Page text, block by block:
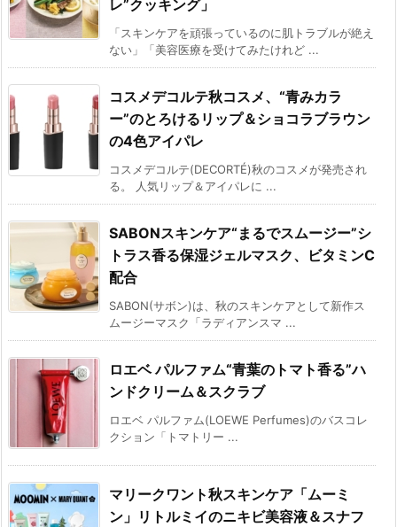
レ”クッキング」
「スキンケアを頑張っているのに肌トラブルが絶え
ない」「美容医療を受けてみたけれど ...
コスメデコルテ秋コスメ、“青みカラ
ー”のとろけるリップ＆ショコラブラウン
の4色アイパレ
コスメデコルテ(DECORTÉ)秋のコスメが発売され
る。 人気リップ＆アイパレに ...
SABONスキンケア“まるでスムージー”シ
トラス香る保湿ジェルマスク、ビタミンC
配合
SABON(サボン)は、秋のスキンケアとして新作ス
ムージーマスク「ラディアンスマ ...
ロエベ パルファム“青葉のトマト香る”ハ
ンドクリーム＆スクラブ
ロエベ パルファム(LOEWE Perfumes)のバスコレ
クション「トマトリー ...
マリークワント秋スキンケア「ムーミ
ン」リトルミイのニキビ美容液＆スナフ